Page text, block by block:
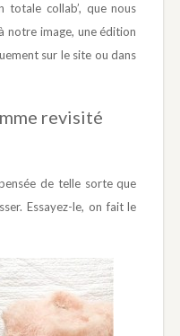
totale collab’, que nous
notre image, une édition
sur le site ou dans
revisité
de telle sorte que
Essayez-le, on fait le